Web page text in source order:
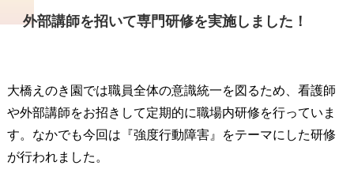
外部講師を招いて専門研修を実施しました！
大橋えのき園では職員全体の意識統一を図るため、看護師
や外部講師をお招きして定期的に職場内研修を行っていま
す。なかでも今回は『強度行動障害』をテーマにした研修
が行われました。